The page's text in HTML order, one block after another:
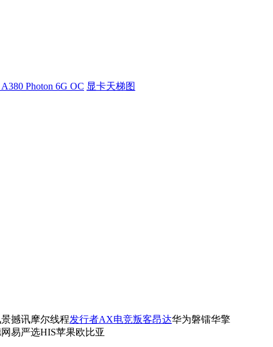
Photon 6G OC 显卡天梯图
撼讯摩尔线程发行者AX电竞叛客昂达华为磐镭华擎
网易严选HIS苹果欧比亚